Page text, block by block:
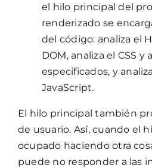
el hilo principal del
renderizado se
del código: analiza el
DOM, analiza el CSS y
especificados, y
JavaScript.
El hilo principal también
de usuario. Así, cuando el
ocupado haciendo otra
puede no responder a las